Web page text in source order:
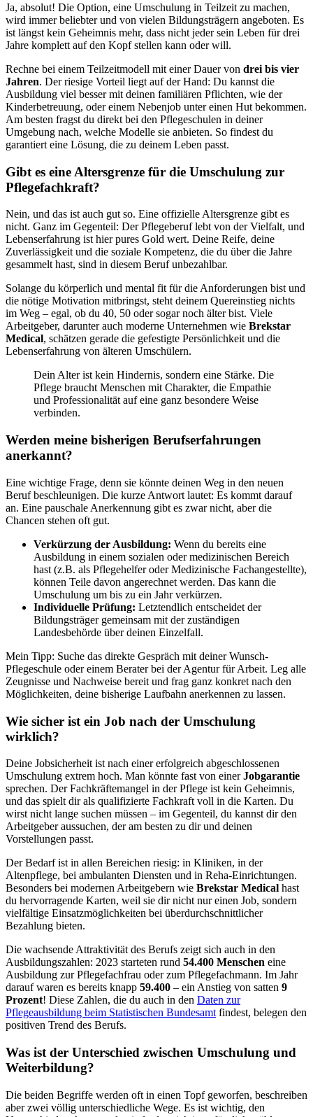
Ja, absolut! Die Option, eine Umschulung in Teilzeit zu machen,
wird immer beliebter und von vielen Bildungsträgern angeboten. Es
ist längst kein Geheimnis mehr, dass nicht jeder sein Leben für drei
Jahre komplett auf den Kopf stellen kann oder will.
Rechne bei einem Teilzeitmodell mit einer Dauer von drei bis vier
Jahren. Der riesige Vorteil liegt auf der Hand: Du kannst die
Ausbildung viel besser mit deinen familiären Pflichten, wie der
Kinderbetreuung, oder einem Nebenjob unter einen Hut bekommen.
Am besten fragst du direkt bei den Pflegeschulen in deiner
Umgebung nach, welche Modelle sie anbieten. So findest du
garantiert eine Lösung, die zu deinem Leben passt.
Gibt es eine Altersgrenze für die Umschulung zur
Pflegefachkraft?
Nein, und das ist auch gut so. Eine offizielle Altersgrenze gibt es
nicht. Ganz im Gegenteil: Der Pflegeberuf lebt von der Vielfalt, und
Lebenserfahrung ist hier pures Gold wert. Deine Reife, deine
Zuverlässigkeit und die soziale Kompetenz, die du über die Jahre
gesammelt hast, sind in diesem Beruf unbezahlbar.
Solange du körperlich und mental fit für die Anforderungen bist und
die nötige Motivation mitbringst, steht deinem Quereinstieg nichts
im Weg – egal, ob du 40, 50 oder sogar noch älter bist. Viele
Arbeitgeber, darunter auch moderne Unternehmen wie Brekstar
Medical, schätzen gerade die gefestigte Persönlichkeit und die
Lebenserfahrung von älteren Umschülern.
Dein Alter ist kein Hindernis, sondern eine Stärke. Die
Pflege braucht Menschen mit Charakter, die Empathie
und Professionalität auf eine ganz besondere Weise
verbinden.
Werden meine bisherigen Berufserfahrungen
anerkannt?
Eine wichtige Frage, denn sie könnte deinen Weg in den neuen
Beruf beschleunigen. Die kurze Antwort lautet: Es kommt darauf
an. Eine pauschale Anerkennung gibt es zwar nicht, aber die
Chancen stehen oft gut.
Verkürzung der Ausbildung: Wenn du bereits eine
Ausbildung in einem sozialen oder medizinischen Bereich
hast (z.B. als Pflegehelfer oder Medizinische Fachangestellte),
können Teile davon angerechnet werden. Das kann die
Umschulung um bis zu ein Jahr verkürzen.
Individuelle Prüfung: Letztendlich entscheidet der
Bildungsträger gemeinsam mit der zuständigen
Landesbehörde über deinen Einzelfall.
Mein Tipp: Suche das direkte Gespräch mit deiner Wunsch-
Pflegeschule oder einem Berater bei der Agentur für Arbeit. Leg alle
Zeugnisse und Nachweise bereit und frag ganz konkret nach den
Möglichkeiten, deine bisherige Laufbahn anerkennen zu lassen.
Wie sicher ist ein Job nach der Umschulung
wirklich?
Deine Jobsicherheit ist nach einer erfolgreich abgeschlossenen
Umschulung extrem hoch. Man könnte fast von einerJobgarantie
sprechen. Der Fachkräftemangel in der Pflege ist kein Geheimnis,
und das spielt dir als qualifizierte Fachkraft voll in die Karten. Du
wirst nicht lange suchen müssen – im Gegenteil, du kannst dir den
Arbeitgeber aussuchen, der am besten zu dir und deinen
Vorstellungen passt.
Der Bedarf ist in allen Bereichen riesig: in Kliniken, in der
Altenpflege, bei ambulanten Diensten und in Reha-Einrichtungen.
Besonders bei modernen Arbeitgebern wie Brekstar Medical hast
du hervorragende Karten, weil sie dir nicht nur einen Job, sondern
vielfältige Einsatzmöglichkeiten bei überdurchschnittlicher
Bezahlung bieten.
Die wachsende Attraktivität des Berufs zeigt sich auch in den
Ausbildungszahlen: 2023 starteten rund 54.400 Menschen eine
Ausbildung zur Pflegefachfrau oder zum Pflegefachmann. Im Jahr
darauf waren es bereits knapp 59.400 – ein Anstieg von satten 9
Prozent! Diese Zahlen, die du auch in den Daten zur
Pflegeausbildung beim Statistischen Bundesamt findest, belegen den
positiven Trend des Berufs.
Was ist der Unterschied zwischen Umschulung und
Weiterbildung?
Die beiden Begriffe werden oft in einen Topf geworfen, beschreiben
aber zwei völlig unterschiedliche Wege. Es ist wichtig, den